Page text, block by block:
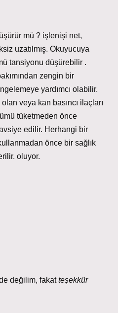
mü ? işlenişi net,
uzatılmış. Okuyucuya
tansiyonu düşürebilir .
zengin bir
yardımcı olabilir.
veya kan basıncı ilaçları
tüketmeden önce
edilir. Herhangi bir
önce bir sağlık
oluyor.
değilim, fakatteşekkür